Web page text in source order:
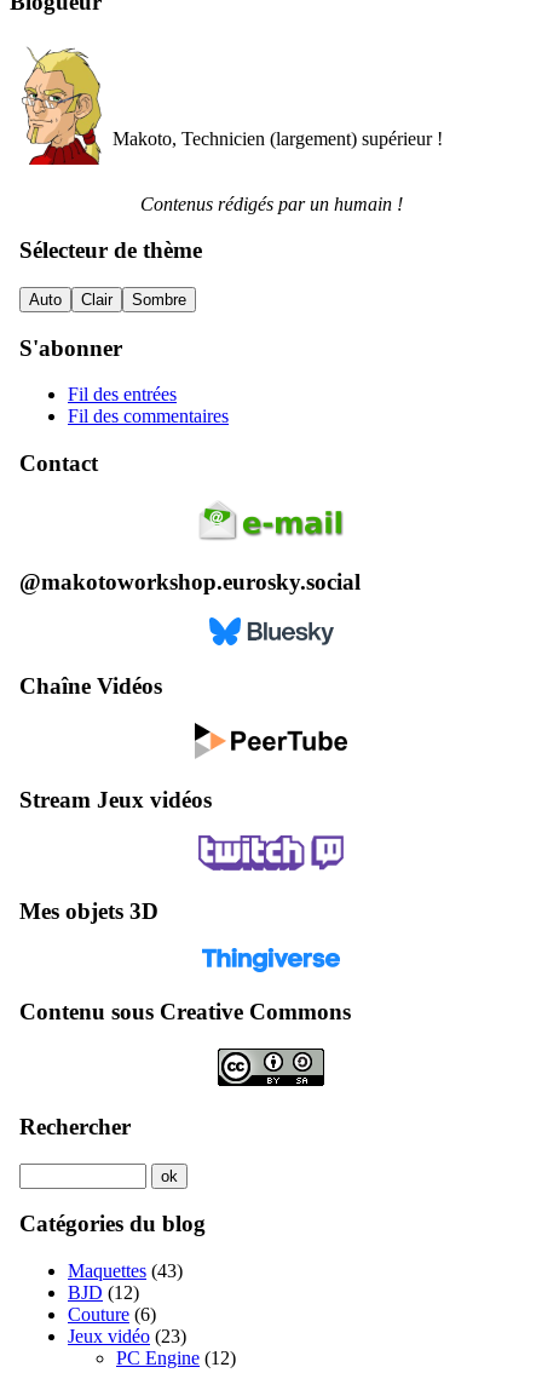
Makoto, Technicien (largement) supérieur !
Contenus rédigés par un humain !
Sélecteur de thème
Auto Clair Sombre
S'abonner
Fil des entrées
Fil des commentaires
Contact
@makotoworkshop.eurosky.social
Chaîne Vidéos
Stream Jeux vidéos
Mes objets 3D
Contenu sous Creative Commons
Rechercher
Catégories du blog
Maquettes (43)
BJD (12)
Couture (6)
Jeux vidéo (23)
PC Engine (12)